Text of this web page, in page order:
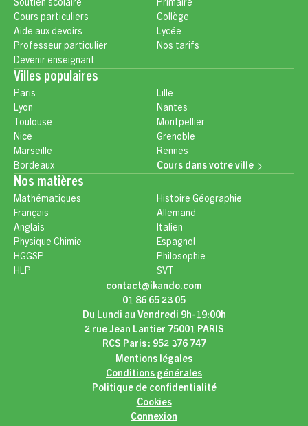
Soutien scolaire
Cours particuliers
Aide aux devoirs
Professeur particulier
Devenir enseignant
Primaire
Collège
Lycée
Nos tarifs
Villes populaires
Paris
Lyon
Toulouse
Nice
Marseille
Bordeaux
Lille
Nantes
Montpellier
Grenoble
Rennes
Cours dans votre ville
Nos matières
Mathématiques
Français
Anglais
Physique Chimie
HGGSP
HLP
Histoire Géographie
Allemand
Italien
Espagnol
Philosophie
SVT
contact@ikando.com
01 86 65 23 05
Du Lundi au Vendredi 9h-19:00h
2 rue Jean Lantier 75001 PARIS
RCS Paris : 952 376 747
Mentions légales
Conditions générales
Politique de confidentialité
Cookies
Connexion